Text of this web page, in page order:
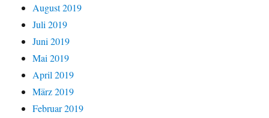
August 2019
Juli 2019
Juni 2019
Mai 2019
April 2019
März 2019
Februar 2019